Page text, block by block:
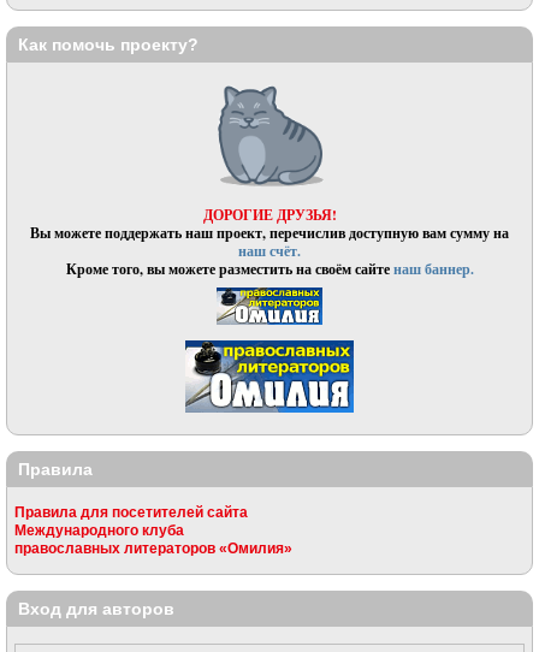
Как помочь проекту?
ДОРОГИЕ ДРУЗЬЯ!
Вы можете поддержать наш проект, перечислив доступную вам сумму на
наш счёт.
Кроме того, вы можете разместить на своём сайтенаш баннер.
Правила
Правила для посетителей сайта
Международного клуба
православных литераторов «Омилия»
Вход для авторов